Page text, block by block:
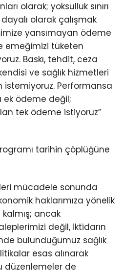
olarak; yoksulluk sınırı
olarak çalışmak
yansımayan ödeme
emeğimizi tüketen
Baskı, tehdit, ceza
ve sağlık hizmetleri
istemiyoruz. Performansa
ek ödeme değil;
tek ödeme istiyoruz”
tarihin çöplüğüne
mücadele sonunda
haklarımıza yönelik
ancak
değil, iktidarın
bulunduğumuz sağlık
esas alınarak
düzenlemeler de